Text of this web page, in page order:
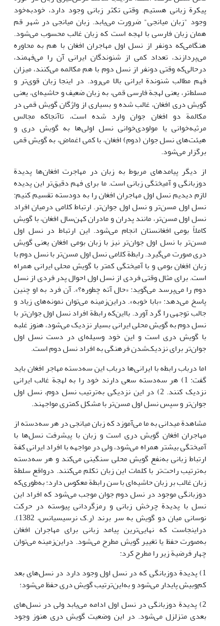
پیکرة زبانی هستیم. وقتی تکثر زبانی وجود دارد، خودبه‌خود
وجود "زبان میانجی" ضرورت می‌یابد. زبان میانجی در شهر قم
همان زبان فارسی با لهجه است که زبان غالب محسوب می‌شود.
هنگامی‌که دونفر از نسل اول مهاجران افغان با هم به محاوره
می‌پردازند، تعداد کمی از شنوندگان ایرانی آن را می‌فهمند،
درحالی‌که وقتی دونفر از نسل دوم با هم مکالمه می‌کنند، میزان
فهم مطالب شنوندة ایرانی بالا می‌رود. در اینجا زبان قوی‌تر و
مسلط‌تر، یعنی لهجة فارسی قمی، به زبان ضعیف و حاشیه‌ای، یعنی
گویش دری افغان، غالب شده و بسیاری از واژگان گویش قمی در
مکالمة دو افغان جوان وارد شده است، تاآنجاکه مجالس
مرثیه‌خوانی یا مولودی‌خوانی نسل اولی‌ها به گویش دری و
هیئت‌های نسل جوان (دوم) افغان، با کمی اغماض، به گویش قمی
برگزار می‌شود.
از دیگر پیامدهای مربوط به زبان در مهاجرت افغان‌ها پدیدة
دوزبانگی و آمیختگی زبانی است. ما برای فهم دقیق‌تر این پدیده
لازم دیدیم نسل اول مهاجران افغان را به دودسته تقسیم کنیم:
نسل اول مسن‌تر و نسل اول جوان‌تر. ارتباط کلامی درمیان افراد
نسل اول مسن‌تر، مانند پدران و مادران کهن‌سال افغان، با گویش
کاملاً بومی افغانستان انجام می‌شود. این ارتباط در نسل اول
مسن‌تر با نسل اول جوان‌تر نیز با زبان بومی افغان یعنی گویش
دری صورت می‌گیرد. رابطة کلامی نسل اول مسن‌تر با نسل دوم با
زبان افغان بومی و با آمیختگی کمتر با گویش محلی ایرانی همراه
است. برای مثال وقتی فردی از نسل اول احوال پدر فردی از نسل
دوم را می‌پرسد می‌گوید: «حال آته چطوره؟». آن فرد به او چنین
پاسخ می‌دهد: «بابا خوبه». دراین‌زمینه می‌توان نمونه‌های زیاد و
جالب توجهی را گرد آورد. بااین‌که رابطة افراد نسل اول جوان‌تر با
نسل دوم به گویش محلی ایرانی بسیار نزدیک می‌شود، هنوز غلبه
با گویش دری است و این خود وسیله‌ای در دست نسل اول
جوان‌تر برای نزدیک‌شدن فرهنگی به افراد نسل دوم است.
اما درباب رابطه با ایرانی‌ها درباب این سه‌دسته مهاجر افغان باید
گفت: 1) هر سه‌دسته سعی دارند خود را به لهجة غالب ایرانی
نزدیک کنند. 2) در این نزدیکی به‌ترتیب نسل دوم، نسل اول
جوان‌تر و سپس نسل اول مسن‌تر با مشکل کمتری مواجهند.
مشاهدة میدانی به ما می‌آموزد که زبان میانجی در هر سه‌دسته از
مهاجران افغان گویش دری است و زبان با پیشرفت نسل‌ها با
آمیختگی بیشتر همراه می‌شود، ولی در مواجهه با افراد ایرانی کفة
ارتباط زبانی به‌نفع گویش محلی سنگینی می‌کند و هر سه‌دسته
به‌ترتیب راحت‌تر با کلمات این زبان تکلم می‌کنند. درواقع سلطة
زبان غالب بر زبان حاشیه‌ای با سن رابطة معکوس دارد؛ به‌طوری‌که
دوزبانگی موجود در نسل دوم جوان موجب می‌شود که افراد این
نسل با پدیدة چرخش زبانی و رمزگردانی پیوسته در حرکت
نوسانی میان دو گویش به سر ‌برند (ر.ک نرسیسیانس، 1382).
دراینجاست که نهایی‌ترین پیامد زبانی برای مهاجران افغان
به‌صورت حفظ یا تغییر گویش مطرح می‌شود. دراین‌زمینه می‌توان
چهار فرضیة زیر را مطرح کرد:
1) پدیدة دوزبانگی که در نسل اول وجود دارد در نسل‌های بعد
کم‌وبیش پایدار می‌شود و به‌این‌ترتیب گویش دری حفظ می‌شود؛
2) پدیدة دوزبانگی در نسل اول ادامه می‌یابد ولی در نسل‌های
بعدی متزلزل می‌شود. در این وضعیت گویش دری هنوز وجود